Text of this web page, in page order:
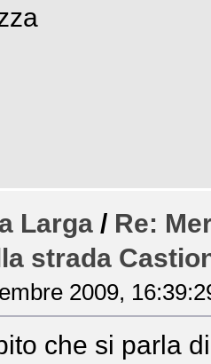
Larga / Re:
strada
2009,
che si parla